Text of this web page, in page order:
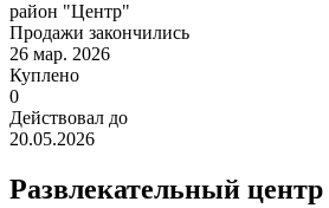
район "Центр"
Продажи закончились
26 мар. 2026
Куплено
0
Действовал до
20.05.2026
Развлекательный